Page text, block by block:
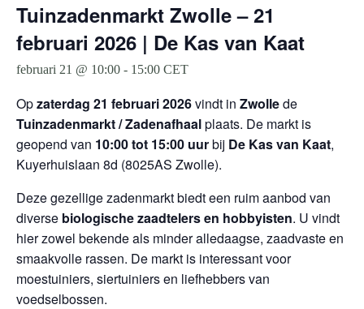
Tuinzadenmarkt Zwolle – 21
februari 2026 | De Kas van Kaat
februari 21 @ 10:00 - 15:00 CET
Opzaterdag 21 februari 2026vindt in Zwollede
Tuinzadenmarkt / Zadenafhaalplaats. De markt is
geopend van 10:00 tot 15:00 uurbij De Kas van Kaat,
Kuyerhuislaan 8d (8025AS Zwolle).
Deze gezellige zadenmarkt biedt een ruim aanbod van
diverse biologische zaadtelers en hobbyisten. U vindt
hier zowel bekende als minder alledaagse, zaadvaste en
smaakvolle rassen. De markt is interessant voor
moestuiniers, siertuiniers en liefhebbers van
voedselbossen.